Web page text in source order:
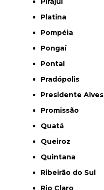
Platina
Pompéia
Pongaí
Pontal
Pradópolis
Presidente Alves
Promissão
Quatá
Queiroz
Quintana
Ribeirão do Sul
Rio Claro